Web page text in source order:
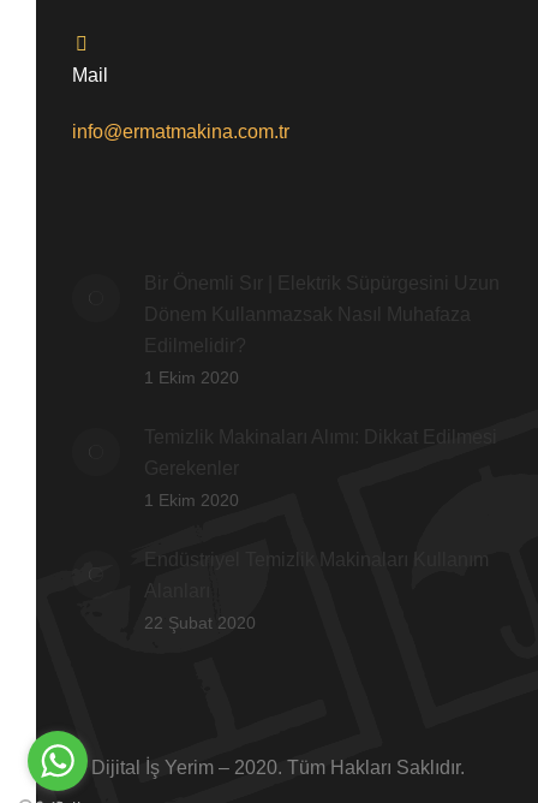
Mail
info@ermatmakina.com.tr
Bir Önemli Sır | Elektrik Süpürgesini Uzun
Dönem Kullanmazsak Nasıl Muhafaza
Edilmelidir?
1 Ekim 2020
Temizlik Makinaları Alımı: Dikkat Edilmesi
Gerekenler
1 Ekim 2020
22 Şubat 2020
© Dijital İş Yerim – 2020. Tüm Hakları Saklıdır.